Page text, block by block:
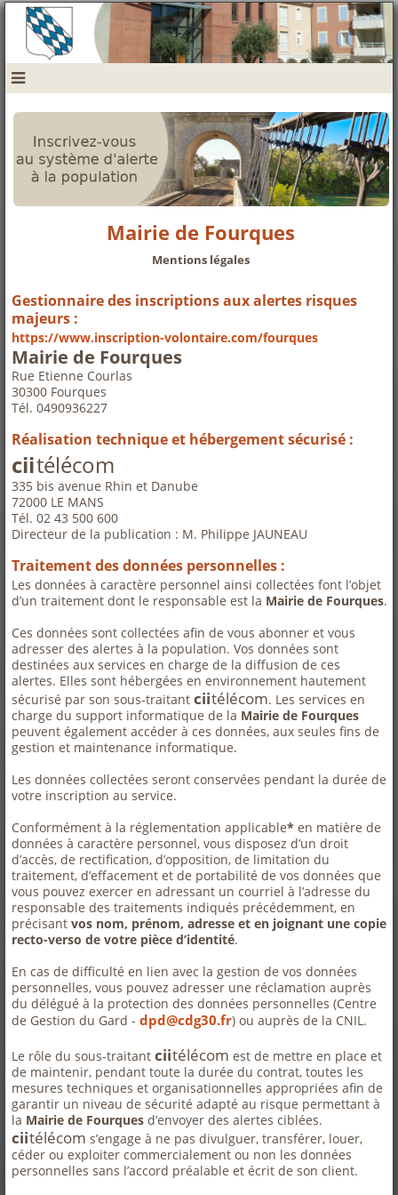
navbar mobile
Mairie de Fourques
Mentions légales
Gestionnaire des inscriptions aux alertes risques
majeurs :
https://www.inscription-volontaire.com/fourques
Mairie de Fourques
Rue Etienne Courlas
30300 Fourques
Tél. 0490936227
Réalisation technique et hébergement sécurisé :
ciitélécom
335 bis avenue Rhin et Danube
72000 LE MANS
Tél. 02 43 500 600
Directeur de la publication : M. Philippe JAUNEAU
Traitement des données personnelles :
Les données à caractère personnel ainsi collectées font l’objet
d’un traitement dont le responsable est la Mairie de Fourques.
Ces données sont collectées afin de vous abonner et vous
adresser des alertes à la population. Vos données sont
destinées aux services en charge de la diffusion de ces
alertes. Elles sont hébergées en environnement hautement
sécurisé par son sous-traitant ciitélécom. Les services en
charge du support informatique de la Mairie de Fourques
peuvent également accéder à ces données, aux seules fins de
gestion et maintenance informatique.
Les données collectées seront conservées pendant la durée de
votre inscription au service.
Conformément à la réglementation applicable* en matière de
données à caractère personnel, vous disposez d’un droit
d’accès, de rectification, d’opposition, de limitation du
traitement, d’effacement et de portabilité de vos données que
vous pouvez exercer en adressant un courriel à l’adresse du
responsable des traitements indiqués précédemment, en
précisant vos nom, prénom, adresse et en joignant une copie
recto-verso de votre pièce d’identité.
En cas de difficulté en lien avec la gestion de vos données
personnelles, vous pouvez adresser une réclamation auprès
du délégué à la protection des données personnelles (Centre
de Gestion du Gard - dpd@cdg30.fr) ou auprès de la CNIL.
Le rôle du sous-traitant ciitélécom est de mettre en place et
de maintenir, pendant toute la durée du contrat, toutes les
mesures techniques et organisationnelles appropriées afin de
garantir un niveau de sécurité adapté au risque permettant à
la Mairie de Fourquesd’envoyer des alertes ciblées.
ciitélécom s’engage à ne pas divulguer, transférer, louer,
céder ou exploiter commercialement ou non les données
personnelles sans l’accord préalable et écrit de son client.